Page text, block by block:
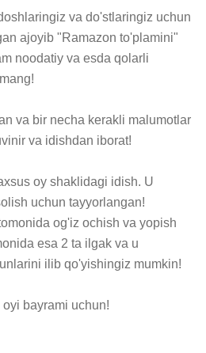
va do'stlaringiz uchun
ajoyib "Ramazon to'plamini"
noodatiy va esda qolarli
va bir necha kerakli malumotlar
va idishdan iborat!
oy shaklidagi idish. U
uchun tayyorlangan!
og'iz ochish va yopish
esa 2 ta ilgak va u
ilib qo'yishingiz mumkin!
bayrami uchun!